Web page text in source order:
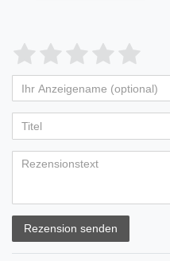
Rezension senden